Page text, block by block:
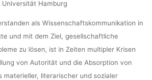
Universität Hamburg
als Wissenschaftskommunikation in
und mit dem Ziel, gesellschaftliche
zu lösen, ist in Zeiten multipler Krisen
von Autorität und die Absorption von
materieller, literarischer und sozialer